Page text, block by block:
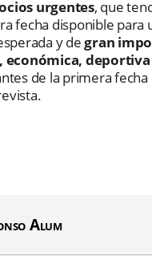
urgentes, que
fecha disponible para
y degran
económica,
de la primera fecha
Alum